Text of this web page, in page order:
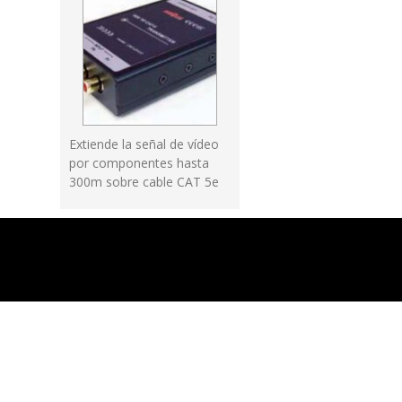
Extiende la señal de vídeo
por componentes hasta
300m sobre cable CAT 5e